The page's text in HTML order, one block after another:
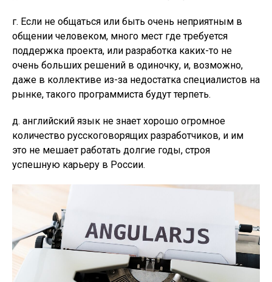
г. Если не общаться или быть очень неприятным в
общении человеком, много мест где требуется
поддержка проекта, или разработка каких-то не
очень больших решений в одиночку, и, возможно,
даже в коллективе из-за недостатка специалистов на
рынке, такого программиста будут терпеть.
д. английский язык не знает хорошо огромное
количество русскоговорящих разработчиков, и им
это не мешает работать долгие годы, строя
успешную карьеру в России.